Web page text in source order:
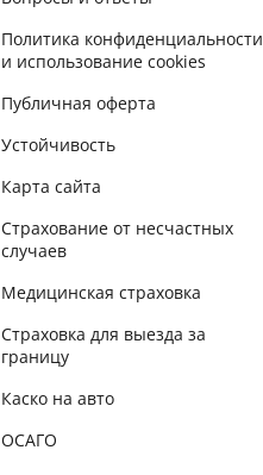
Политика конфиденциальности
и использование cookies
Публичная оферта
Устойчивость
Карта сайта
Страхование от несчастных
случаев
Медицинская страховка
Страховка для выезда за
границу
Каско на авто
ОСАГО